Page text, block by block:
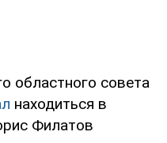
областного совета
находиться в
Филатов